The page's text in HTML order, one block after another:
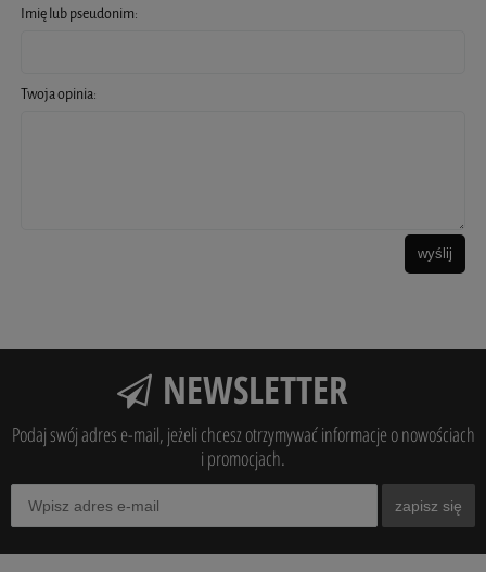
Imię lub pseudonim:
Twoja opinia:
wyślij
NEWSLETTER
Podaj swój adres e-mail, jeżeli chcesz otrzymywać informacje o nowościach
i promocjach.
zapisz się